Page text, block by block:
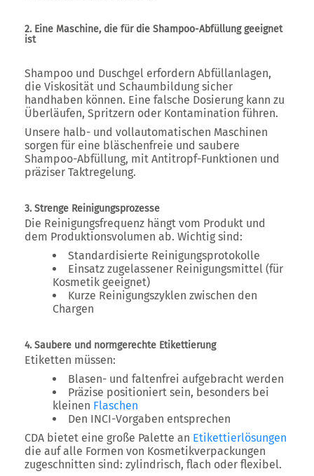
2. Eine Maschine, die für die Shampoo-Abfüllung geeignet
ist
Shampoo und Duschgel erfordern Abfüllanlagen,
die Viskosität und Schaumbildung sicher
handhaben können. Eine falsche Dosierung kann zu
Überläufen, Spritzern oder Kontamination führen.
Unsere halb- und vollautomatischen Maschinen
sorgen für eine bläschenfreie und saubere
Shampoo-Abfüllung, mit Antitropf-Funktionen und
präziser Taktregelung.
3. Strenge Reinigungsprozesse
Die Reinigungsfrequenz hängt vom Produkt und
dem Produktionsvolumen ab. Wichtig sind:
Standardisierte Reinigungsprotokolle
Einsatz zugelassener Reinigungsmittel (für
Kosmetik geeignet)
Kurze Reinigungszyklen zwischen den
Chargen
4. Saubere und normgerechte Etikettierung
Etiketten müssen:
Blasen- und faltenfrei aufgebracht werden
Präzise positioniert sein, besonders bei
kleinen Flaschen
Den INCI-Vorgaben entsprechen
CDA bietet eine große Palette an Etikettierlösungen
die auf alle Formen von Kosmetikverpackungen
zugeschnitten sind: zylindrisch, flach oder flexibel.